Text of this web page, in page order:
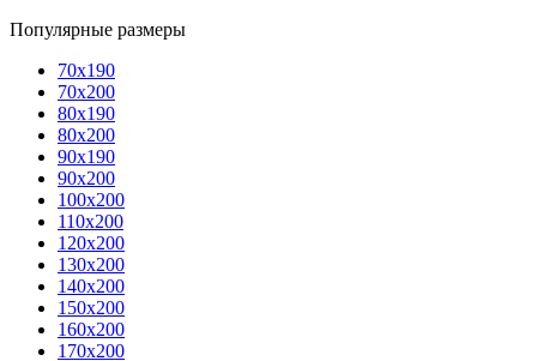
Популярные размеры
70x190
70x200
80x190
80x200
90x190
90x200
100x200
110x200
120x200
130x200
140x200
150x200
160x200
170x200